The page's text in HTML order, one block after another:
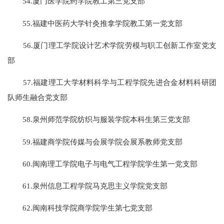
55.福建中医药大学针灸推拿学院教工第一党支部
56.厦门理工学院设计艺术学院劳模与职工创新工作室党支
部
57.福建理工大学材料科学与工程学院先进合金材料科研团
队师生融合党支部
58.泉州师范学院纺织与服装学院本科生第三党支部
59.福建商学院传媒与会展学院会展系教师党支部
60.闽南理工学院电子与电气工程学院学生第一党支部
61.泉州信息工程学院马克思主义学院党支部
62.闽南科技学院商学院学生第七党支部